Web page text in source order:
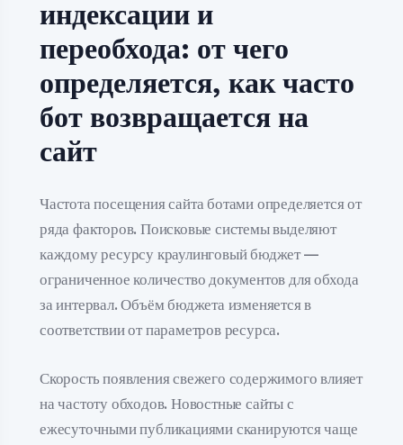
индексации и
переобхода: от чего
определяется, как часто
бот возвращается на
сайт
Частота посещения сайта ботами определяется от
ряда факторов. Поисковые системы выделяют
каждому ресурсу краулинговый бюджет —
ограниченное количество документов для обхода
за интервал. Объём бюджета изменяется в
соответствии от параметров ресурса.
Скорость появления свежего содержимого влияет
на частоту обходов. Новостные сайты с
ежесуточными публикациями сканируются чаще